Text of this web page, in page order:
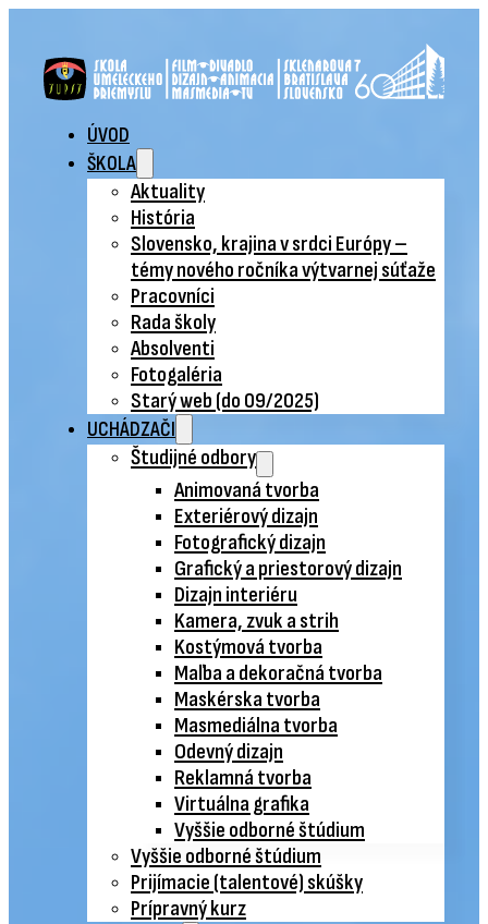
ÚVOD
ŠKOLA
Aktuality
História
Slovensko, krajina v srdci Európy –
témy nového ročníka výtvarnej súťaže
Pracovníci
Rada školy
Absolventi
Fotogaléria
Starý web (do 09/2025)
UCHÁDZAČI
Študijné odbory
Animovaná tvorba
Exteriérový dizajn
Fotografický dizajn
Grafický a priestorový dizajn
Dizajn interiéru
Kamera, zvuk a strih
Kostýmová tvorba
Maľba a dekoračná tvorba
Maskérska tvorba
Masmediálna tvorba
Odevný dizajn
Reklamná tvorba
Virtuálna grafika
Vyššie odborné štúdium
Vyššie odborné štúdium
Prijímacie (talentové) skúšky
Prípravný kurz